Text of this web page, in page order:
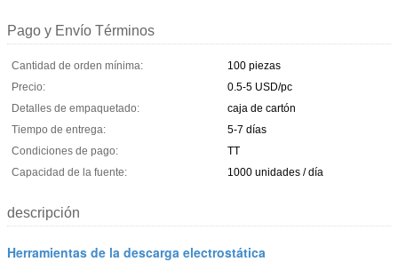
Pago y Envío Términos
Cantidad de orden mínima:
100 piezas
Precio:
0.5-5 USD/pc
Detalles de empaquetado:
caja de cartón
Tiempo de entrega:
5-7 días
Condiciones de pago:
TT
Capacidad de la fuente:
1000 unidades / día
descripción
Herramientas de la descarga electrostática